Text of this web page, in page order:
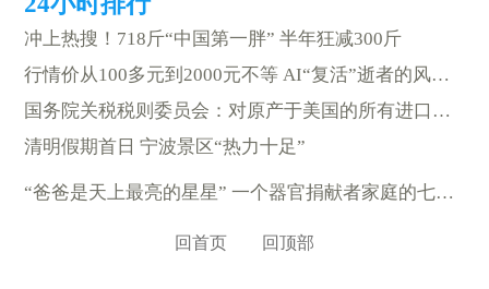
冲上热搜！718斤“中国第一胖” 半年狂减300斤
行情价从100多元到2000元不等 AI“复活”逝者的风吹到宁波
国务院关税税则委员会：对原产于美国的所有进口商品加征34%关税
清明假期首日 宁波景区“热力十足”
“爸爸是天上最亮的星星” 一个器官捐献者家庭的七年守望
回首页 回顶部